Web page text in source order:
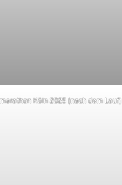
Köln 2025 (nach dem Lauf)